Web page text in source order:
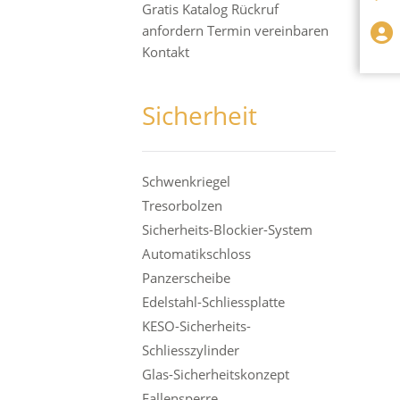
Gratis Katalog Rückruf
anfordern Termin vereinbaren
Kontakt
Sicherheit
Schwenkriegel
Tresorbolzen
Sicherheits-Blockier-System
Automatikschloss
Panzerscheibe
Edelstahl-Schliessplatte
KESO-Sicherheits-
Schliesszylinder
Glas-Sicherheitskonzept